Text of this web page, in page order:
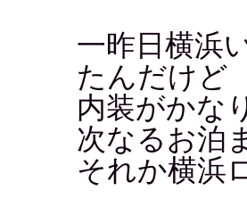
一昨日横浜
たんだけど
内装がかな
次なるお泊
それか横浜